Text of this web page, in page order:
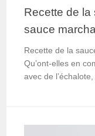
Recette de la
sauce
Recette de la
Qu’ont-elles en
avec de